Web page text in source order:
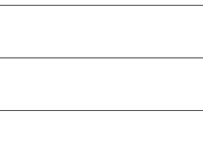
Wien